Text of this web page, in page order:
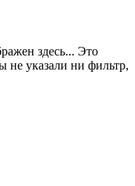
здесь... Это
не указали ни фильтр,